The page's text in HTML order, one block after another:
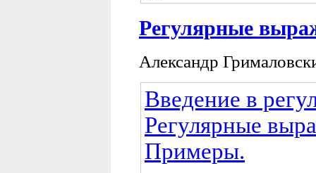
Регулярные
Александр
Введение в
Регулярные
Примеры.